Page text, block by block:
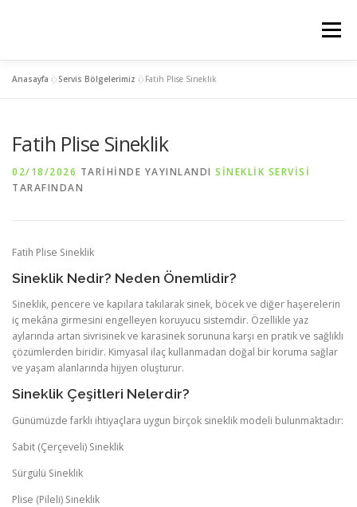
Menü
MENTEŞELİ SİNEKLİK
Anasayfa »Servis Bölgelerimiz »Fatih Plise Sineklik
Fatih Plise Sineklik
02/18/2026 TARIHINDE YAYINLANDI SINEKLIK SERVISI
TARAFINDAN
Fatih Plise Sineklik
Sineklik Nedir? Neden Önemlidir?
Sineklik, pencere ve kapılara takılarak sinek, böcek ve diğer haşerelerin
iç mekâna girmesini engelleyen koruyucu sistemdir. Özellikle yaz
aylarında artan sivrisinek ve karasinek sorununa karşı en pratik ve sağlıklı
çözümlerden biridir. Kimyasal ilaç kullanmadan doğal bir koruma sağlar
ve yaşam alanlarında hijyen oluşturur.
Sineklik Çeşitleri Nelerdir?
Günümüzde farklı ihtiyaçlara uygun birçok sineklik modeli bulunmaktadır:
Sabit (Çerçeveli) Sineklik
Sürgülü Sineklik
Plise (Pileli) Sineklik